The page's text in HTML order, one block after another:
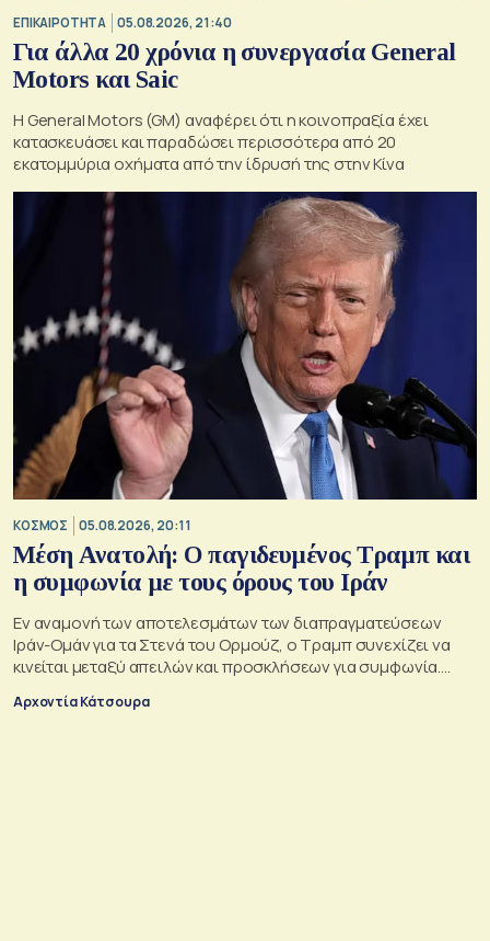
ΕΠΙΚΑΙΡΟΤΗΤΑ 05.08.2026, 21:40
Για άλλα 20 χρόνια η συνεργασία General
Motors και Saic
Η General Motors (GM) αναφέρει ότι η κοινοπραξία έχει
κατασκευάσει και παραδώσει περισσότερα από 20
εκατομμύρια οχήματα από την ίδρυσή της στην Κίνα
ΚΟΣΜΟΣ 05.08.2026, 20:11
Μέση Ανατολή: Ο παγιδευμένος Τραμπ και
η συμφωνία με τους όρους του Ιράν
Εν αναμονή των αποτελεσμάτων των διαπραγματεύσεων
Ιράν-Ομάν για τα Στενά του Ορμούζ, ο Τραμπ συνεχίζει να
κινείται μεταξύ απειλών και προσκλήσεων για συμφωνία.
Μουσκάτ και Τεχεράνη.
Αρχοντία Κάτσουρα